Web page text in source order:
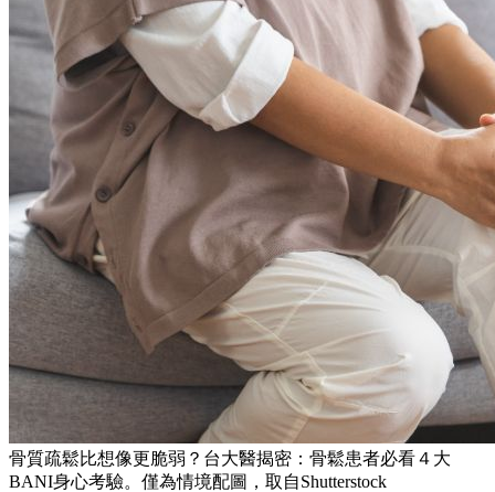
骨質疏鬆比想像更脆弱？台大醫揭密：骨鬆患者必看４大
BANI身心考驗。僅為情境配圖，取自Shutterstock